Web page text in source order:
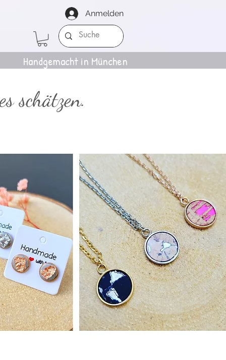
Anmelden
Handgemacht in München
schätzen.